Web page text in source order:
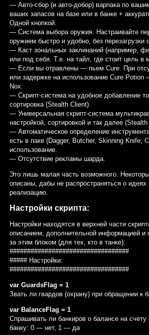
— Авто-сбор (и авто-добор) варпака по
ваших запасов на базе или в банке +
Одной кнопкой.
— Система выбора оружия. Настраивайте
оружием быстро и удобно, без перезагрузки
— Каст зональных заклинаний (например,
или под себя. Т.е. на тайл, где стоит цель в
— Если вы отравлены — пьем Cure. При
или задержке на использование Cure Potion
Nox.
— Скрипт-система на удобное добавление
сортировка (Stealth Client).
— Универсальная скрипт-система
настройкой, сортировкой и так далее (Stealth
— Автоматическое определение
есть в паке (Dagger, Butcher, Skinning Knife,
использование.
— Отсутствие рекламы шарда.
Это лишь малая часть возможного.
описаны, дабы не распространяться о идеях
реализацию.
Настройки скрипта:
Настройки находятся в верхней части
описанием, дополнительной информацией и
за этим блоком (для тех, кто в танке):
##################################
##### Настройки:
##################################
var GuardsFlag = 1
Звать ли гвардов (охрану) при обращении
var BalanceFlag = 1
Спрашивать ли банкиров о балансе на
банку: 0 — нет, 1 — да